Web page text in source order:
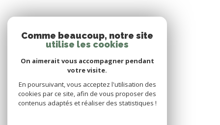
NOUS ADHÉRONS
Comme beaucoup, notre site
utilise les cookies
On aimerait vous accompagner pendant
votre visite.
En poursuivant, vous acceptez l'utilisation des
cookies par ce site, afin de vous proposer des
contenus adaptés et réaliser des statistiques !